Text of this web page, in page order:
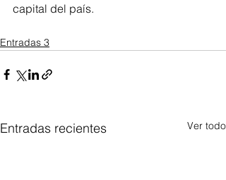
capital del país.
Entradas 3
Entradas recientes Ver todo